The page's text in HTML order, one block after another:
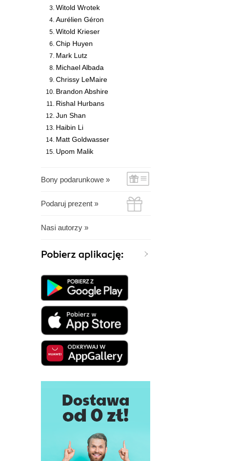
Witold Wrotek
Aurélien Géron
Witold Krieser
Chip Huyen
Mark Lutz
Michael Albada
Chrissy LeMaire
Brandon Abshire
Rishal Hurbans
Jun Shan
Haibin Li
Matt Goldwasser
Upom Malik
Bony podarunkowe »
Podaruj prezent »
Nasi autorzy »
Pobierz aplikację: